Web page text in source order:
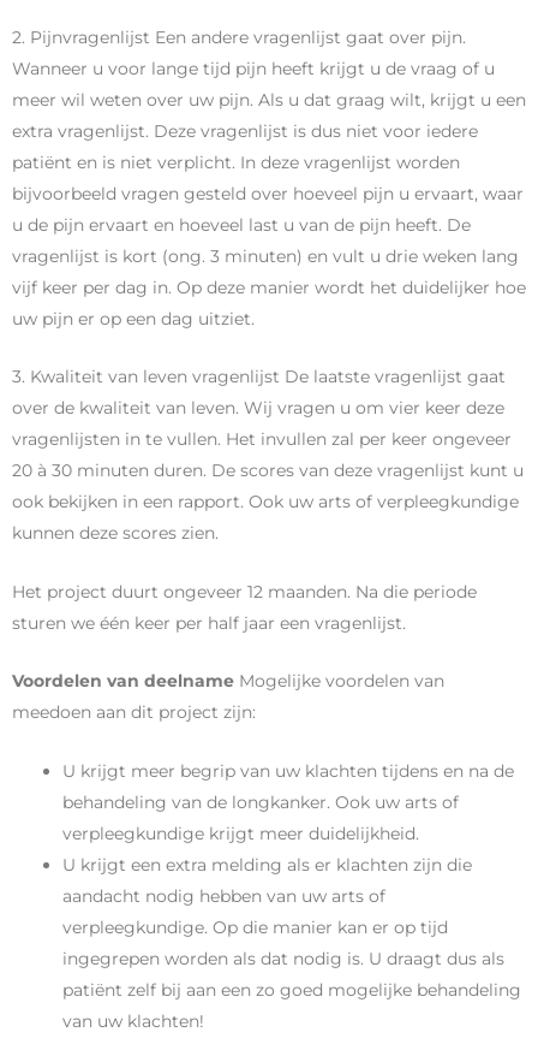
2. Pijnvragenlijst Een andere vragenlijst gaat over pijn.
Wanneer u voor lange tijd pijn heeft krijgt u de vraag of u
meer wil weten over uw pijn. Als u dat graag wilt, krijgt u een
extra vragenlijst. Deze vragenlijst is dus niet voor iedere
patiënt en is niet verplicht. In deze vragenlijst worden
bijvoorbeeld vragen gesteld over hoeveel pijn u ervaart, waar
u de pijn ervaart en hoeveel last u van de pijn heeft. De
vragenlijst is kort (ong. 3 minuten) en vult u drie weken lang
vijf keer per dag in. Op deze manier wordt het duidelijker hoe
uw pijn er op een dag uitziet.
3. Kwaliteit van leven vragenlijst De laatste vragenlijst gaat
over de kwaliteit van leven. Wij vragen u om vier keer deze
vragenlijsten in te vullen. Het invullen zal per keer ongeveer
20 à 30 minuten duren. De scores van deze vragenlijst kunt u
ook bekijken in een rapport. Ook uw arts of verpleegkundige
kunnen deze scores zien.
Het project duurt ongeveer 12 maanden. Na die periode
sturen we één keer per half jaar een vragenlijst.
Voordelen van deelname Mogelijke voordelen van
meedoen aan dit project zijn:
U krijgt meer begrip van uw klachten tijdens en na de
behandeling van de longkanker. Ook uw arts of
verpleegkundige krijgt meer duidelijkheid.
U krijgt een extra melding als er klachten zijn die
aandacht nodig hebben van uw arts of
verpleegkundige. Op die manier kan er op tijd
ingegrepen worden als dat nodig is. U draagt dus als
patiënt zelf bij aan een zo goed mogelijke behandeling
van uw klachten!